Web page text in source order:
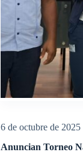
6 de octubre de 2025
Anuncian Torneo